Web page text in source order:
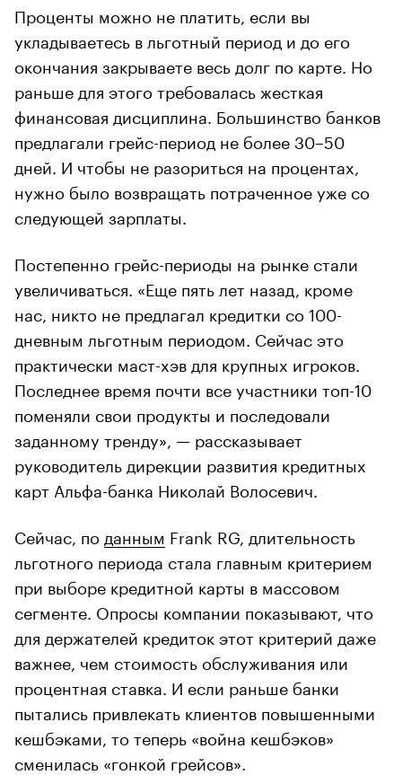
Проценты можно не платить, если вы
укладываетесь в льготный период и до его
окончания закрываете весь долг по карте. Но
раньше для этого требовалась жесткая
финансовая дисциплина. Большинство банков
предлагали грейс-период не более 30–50
дней. И чтобы не разориться на процентах,
нужно было возвращать потраченное уже со
следующей зарплаты.
Постепенно грейс-периоды на рынке стали
увеличиваться. «Еще пять лет назад, кроме
нас, никто не предлагал кредитки со 100-
дневным льготным периодом. Сейчас это
практически маст-хэв для крупных игроков.
Последнее время почти все участники топ-10
поменяли свои продукты и последовали
заданному тренду», — рассказывает
руководитель дирекции развития кредитных
карт Альфа-банка Николай Волосевич.
Сейчас, по данным Frank RG, длительность
льготного периода стала главным критерием
при выборе кредитной карты в массовом
сегменте. Опросы компании показывают, что
для держателей кредиток этот критерий даже
важнее, чем стоимость обслуживания или
процентная ставка. И если раньше банки
пытались привлекать клиентов повышенными
кешбэками, то теперь «война кешбэков»
сменилась «гонкой грейсов».